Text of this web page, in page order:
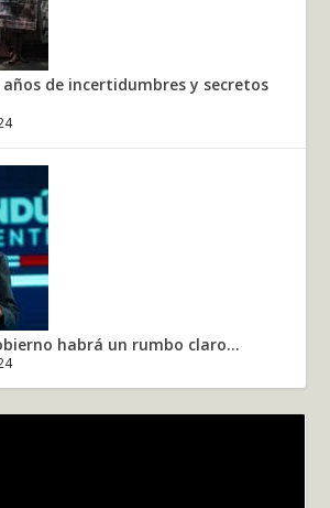
de incertidumbres y secretos
habrá un rumbo claro...